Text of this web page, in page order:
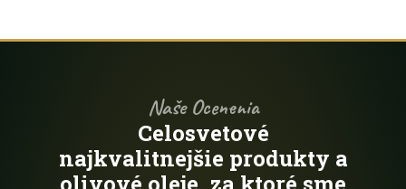
Naše Ocenenia
Celosvetové
najkvalitnejšie produkty a